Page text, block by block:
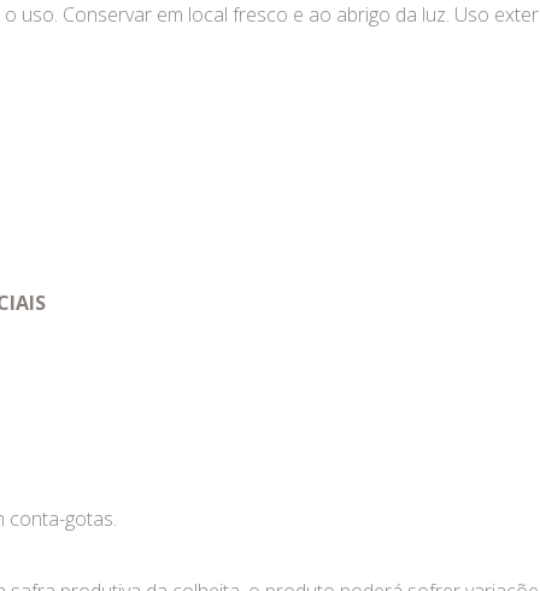
uso. Conservar em local fresco e ao abrigo da luz. Uso
conta-gotas.